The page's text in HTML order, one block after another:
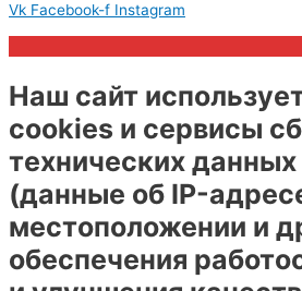
Vk Facebook-f Instagram
Наш сайт
cookies и сервисы
технических
(данные об IP-
местоположении и
обеспечения